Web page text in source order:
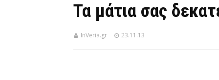
Τα μάτια σας
InVeria.gr 23.11.13